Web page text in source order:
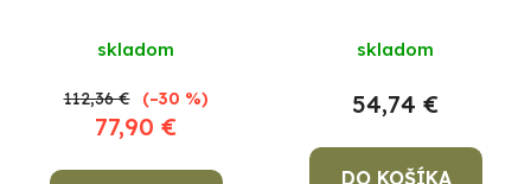
ion, bezuhlíkový
skladom
77,90 €
112,36 € (–30 %)
skladom
54,74 €
DO KOŠÍKA